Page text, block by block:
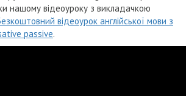
нашому відеоуроку з викладачкою
відеоурок англійської мови з
passive.